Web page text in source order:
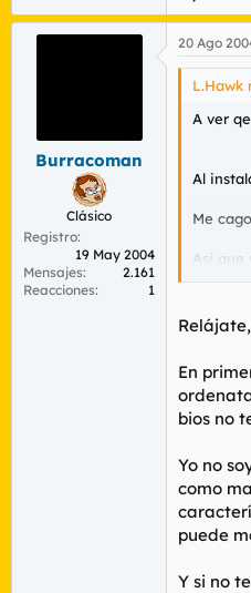
Burracoman
Clásico
Registro
19 May 2004
Mensajes
2.161
Reacciones
1
20 Ago
L.Hawk
A ver
Al
Me
Asi
sta ahi
En
bios no
Yo no
como
puede
Y si no